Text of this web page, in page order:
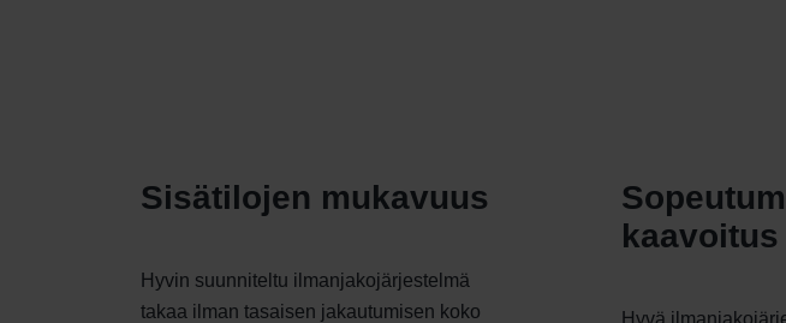
Sisätilojen mukavuus
Hyvin suunniteltu ilmanjakojärjestelmä
takaa ilman tasaisen jakautumisen koko
kaavoitus